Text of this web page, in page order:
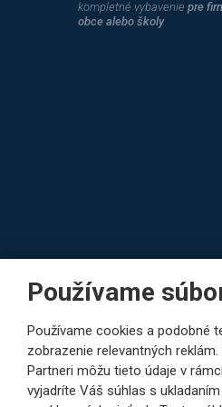
Používame
Používame cookies a podobné
zobrazenie relevantných
Partneri môžu tieto údaje v
vyjadríte Váš súhlas s
kompletné vybaveniepre
obce alebo školy